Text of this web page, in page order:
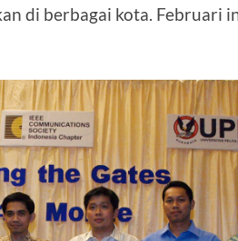
di berbagai kota. Februari